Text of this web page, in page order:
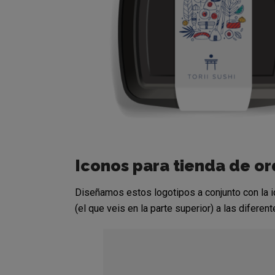
Iconos para tienda de
Diseñamos estos logotipos a conjunto con la
(el que veis en la parte superior) a las